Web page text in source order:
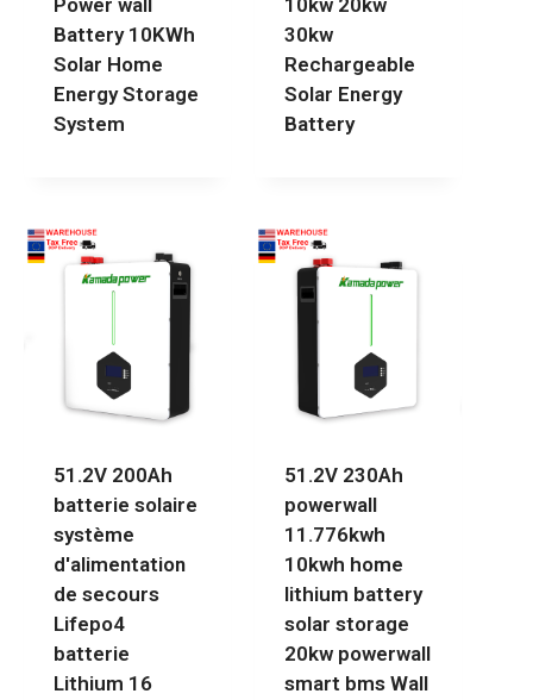
Power wall
Battery 10KWh
Solar Home
Energy Storage
System
10kw 20kw
30kw
Rechargeable
Solar Energy
Battery
51.2V 200Ah
batterie solaire
système
d'alimentation
de secours
Lifepo4
batterie
Lithium 16
51.2V 230Ah
powerwall
11.776kwh
10kwh home
lithium battery
solar storage
20kw powerwall
smart bms Wall